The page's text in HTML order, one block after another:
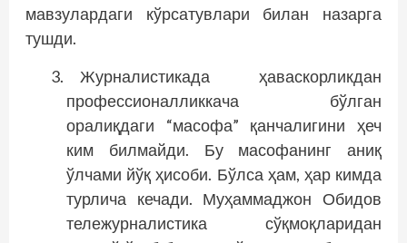
мавзулардаги кўрсатувлари билан назарга
тушди.
Журналистикада ҳаваскорликдан
профессионалликкача бўлган
оралиқдаги “масофа” қанчалигини ҳеч
ким билмайди. Бу масофанинг аниқ
ўлчами йўқ ҳисоби. Бўлса ҳам, ҳар кимда
турлича кечади. Муҳаммаджон Обидов
тележурналистика сўқмоқларидан